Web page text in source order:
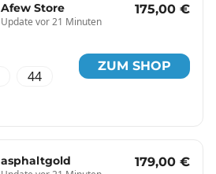
Afew Store
Update vor 21 Minuten
175,00 €
44
ZUM SHOP
asphaltgold 179,00 €